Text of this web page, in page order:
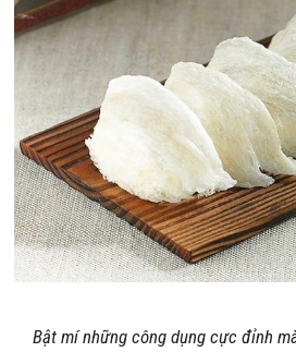
Bật mí những công dụng cực đỉnh